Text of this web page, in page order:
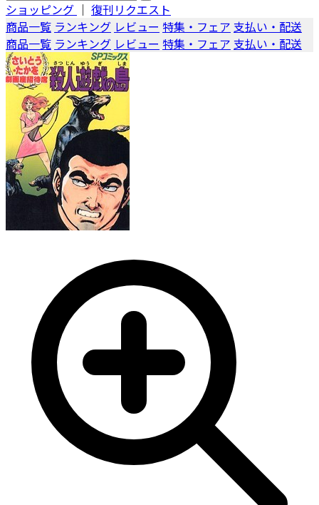
ショッピング ｜ 復刊リクエスト
商品一覧 ランキング レビュー 特集・フェア 支払い・配送
商品一覧 ランキング レビュー 特集・フェア 支払い・配送